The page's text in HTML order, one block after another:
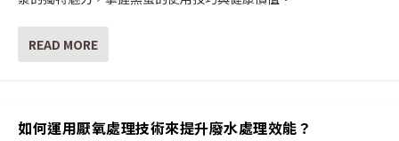
READ MORE
如何運用厭氧處理技術來提升廢水處理效能？